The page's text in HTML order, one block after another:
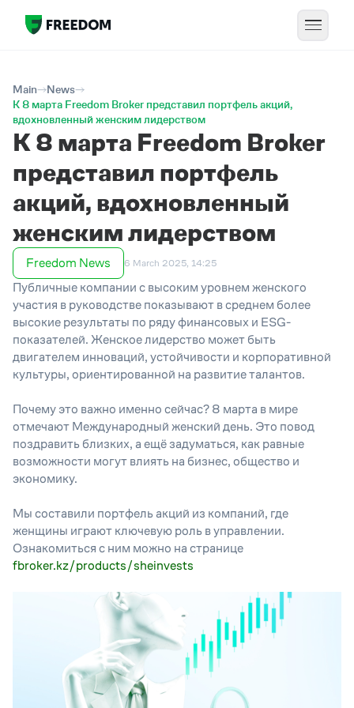
Main
News
К 8 марта Freedom Broker представил портфель акций,
вдохновленный женским лидерством
К 8 марта Freedom Broker
представил портфель
акций, вдохновленный
женским лидерством
Freedom News 6 March 2025, 14:25
Публичные компании с высоким уровнем женского
участия в руководстве показывают в среднем более
высокие результаты по ряду финансовых и ESG-
показателей. Женское лидерство может быть
двигателем инноваций, устойчивости и корпоративной
культуры, ориентированной на развитие талантов.
Почему это важно именно сейчас? 8 марта в мире
отмечают Международный женский день. Это повод
поздравить близких, а ещё задуматься, как равные
возможности могут влиять на бизнес, общество и
экономику.
Мы составили портфель акций из компаний, где
женщины играют ключевую роль в управлении.
Ознакомиться с ним можно на странице
fbroker.kz/products/sheinvests